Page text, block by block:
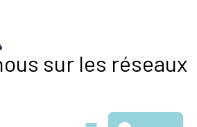
sur les réseaux